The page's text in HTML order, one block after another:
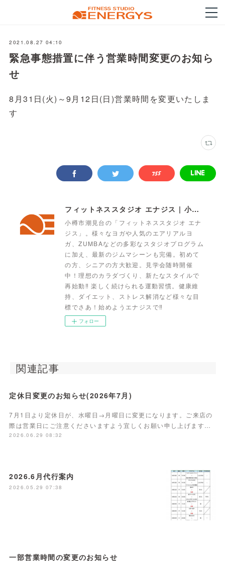
2021.08.27 04:10
緊急事態措置に伴う営業時間変更のお知ら
せ
8月31日(火)～9月12日(日)営業時間を変更いたしま
す
フィットネススタジオ エナジス | 小樽・スポーツクラブ・ENERGYS
小樽市潮見台の「フィットネススタジオ エナ
ジス」。様々なヨガや人気のエアリアルヨ
ガ、ZUMBAなどの多彩なスタジオプログラム
に加え、最新のジムマシーンも完備。初めて
の方、シニアの方大歓迎。見学会随時開催
中！理想のカラダづくり、新たなスタイルで
再始動‼ 楽しく続けられる運動習慣。健康維
持、ダイエット、ストレス解消など様々な目
標でさあ！始めようエナジスで‼
フォロー
関連記事
定休日変更のお知らせ(2026年7月)
7月1日より定休日が、水曜日→月曜日に変更になります。ご来店の
際は営業日にご注意くださいますよう宜しくお願い申し上げます…
2026.06.29 08:32
2026.6月代行案内
2026.05.29 07:38
一部営業時間の変更のお知らせ